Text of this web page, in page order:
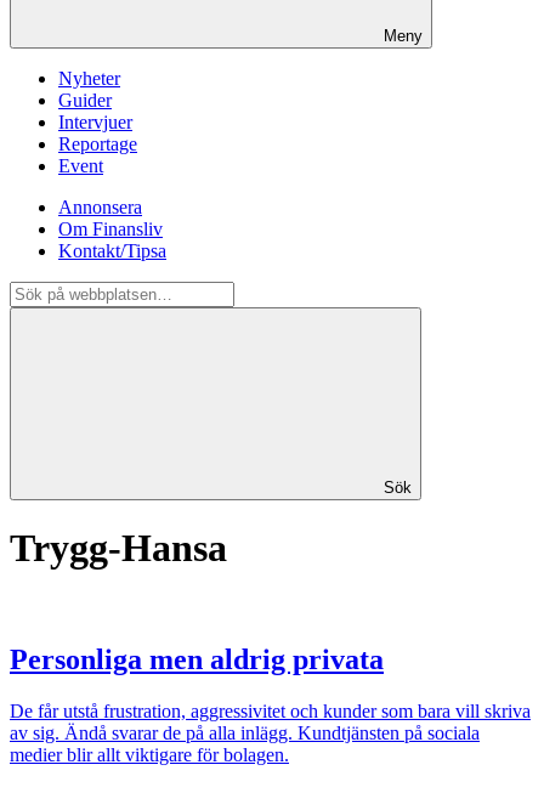
Meny
Nyheter
Guider
Intervjuer
Reportage
Event
Annonsera
Om Finansliv
Kontakt/Tipsa
Sök
Trygg-Hansa
Personliga men aldrig privata
De får utstå frustration, aggressivitet och kunder som bara vill skriva
av sig. Ändå svarar de på alla inlägg. Kundtjänsten på sociala
medier blir allt viktigare för bolagen.